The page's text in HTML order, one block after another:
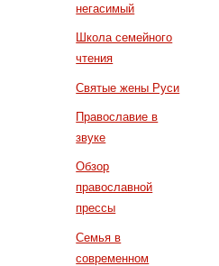
негасимый
Школа семейного
чтения
Святые жены Руси
Православие в
звуке
Обзор
православной
прессы
Семья в
современном